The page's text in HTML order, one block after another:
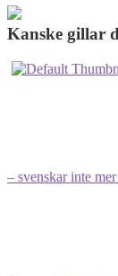
Kanske gillar
– svenskar inte